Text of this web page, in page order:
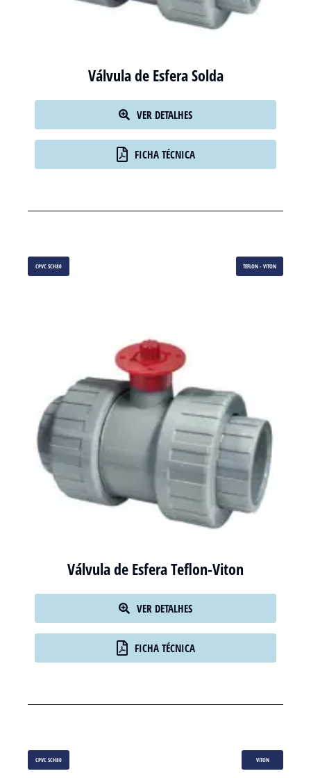
Válvula de Esfera Solda
VER DETALHES
FICHA TÉCNICA
CPVC SCH80 TEFLON - VITON
Válvula de Esfera Teflon-Viton
VER DETALHES
FICHA TÉCNICA
CPVC SCH80 VITON